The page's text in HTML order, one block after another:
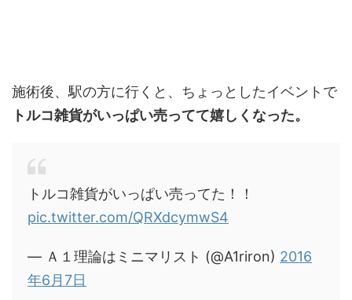
施術後、駅の方に行くと、ちょっとしたイベントで
トルコ雑貨がいっぱい売ってて嬉しくなった。
トルコ雑貨がいっぱい売ってた！！
pic.twitter.com/QRXdcymwS4
— Ａ１理論はミニマリスト (@A1riron) 2016
年6月7日